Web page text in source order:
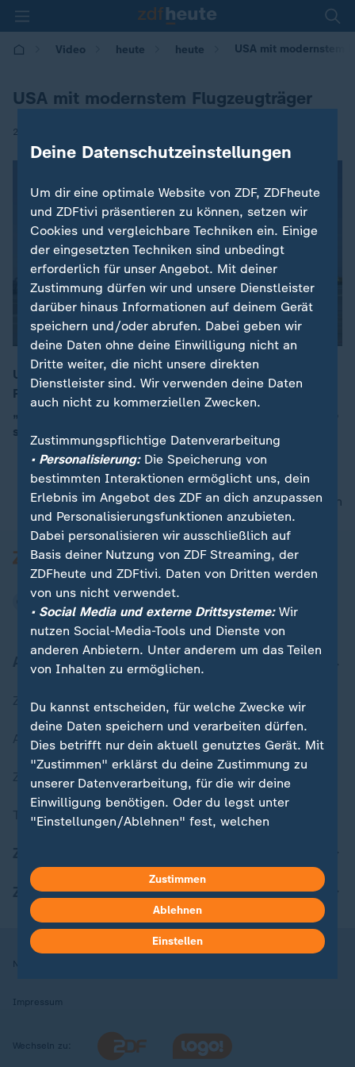
Video heute heute USA mit modernstem
USA mit modernstem Flugzeugträger
23.07.2017 | 09:01
00:08
US-Präsident Trump hat den modernsten
Flugzeugträger der Welt in den Dienst gestellt. Er sei
„eine 100.000 Tonnen schwere Botschaft“ an die Welt,
sagte Trump.
nach oben
Aktuell bei ZDFheute
Zuletzt veröffentlicht
Aktuelle Sendungs-Videos
ZDFheute Stories
Themen im Überblick
ZDFheute Apps
Nutzungsbedingungen
Impressum
Wechseln zu:
Deine Datenschutzeinstellungen
Um dir eine optimale Website von ZDF, ZDFheute
und ZDFtivi präsentieren zu können, setzen wir
Cookies und vergleichbare Techniken ein. Einige
der eingesetzten Techniken sind unbedingt
erforderlich für unser Angebot. Mit deiner
Zustimmung dürfen wir und unsere Dienstleister
darüber hinaus Informationen auf deinem Gerät
speichern und/oder abrufen. Dabei geben wir
deine Daten ohne deine Einwilligung nicht an
Dritte weiter, die nicht unsere direkten
Dienstleister sind. Wir verwenden deine Daten
auch nicht zu kommerziellen Zwecken.
Zustimmungspflichtige Datenverarbeitung
• Personalisierung:Die Speicherung von
bestimmten Interaktionen ermöglicht uns, dein
Erlebnis im Angebot des ZDF an dich anzupassen
und Personalisierungsfunktionen anzubieten.
Dabei personalisieren wir ausschließlich auf
Basis deiner Nutzung von ZDF Streaming, der
ZDFheute und ZDFtivi. Daten von Dritten werden
von uns nicht verwendet.
• Social Media und externe Drittsysteme:Wir
nutzen Social-Media-Tools und Dienste von
anderen Anbietern. Unter anderem um das Teilen
von Inhalten zu ermöglichen.
Du kannst entscheiden, für welche Zwecke wir
deine Daten speichern und verarbeiten dürfen.
Dies betrifft nur dein aktuell genutztes Gerät. Mit
"Zustimmen" erklärst du deine Zustimmung zu
unserer Datenverarbeitung, für die wir deine
Einwilligung benötigen. Oder du legst unter
"Einstellungen/Ablehnen" fest, welchen
kannst du jederzeit mit Wirkung für die Zukunft
in deinen Einstellungen widerrufen oder ändern.
Hier findest du das Impressum.
Weitere Informationen findest du in unserer
Zustimmen
Ablehnen
Einstellen